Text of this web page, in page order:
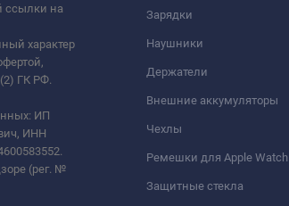
ссылки на
характер
ГК РФ.
ИП
ИНН
(рег. №
Зарядки
Наушники
Держатели
Внешние аккумуляторы
Чехлы
Ремешки для Apple Watch
Защитные стекла